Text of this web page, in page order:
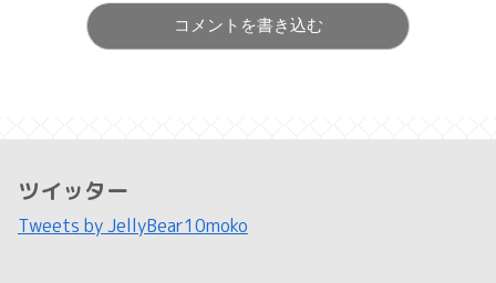
コメントを書き込む
ツイッター
Tweets by JellyBear10moko